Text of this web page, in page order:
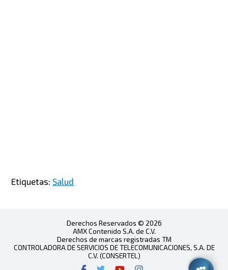
Etiquetas: Salud
Derechos Reservados © 2026
AMX Contenido S.A. de C.V.
Derechos de marcas registradas TM
CONTROLADORA DE SERVICIOS DE TELECOMUNICACIONES, S.A. DE
C.V. (CONSERTEL)